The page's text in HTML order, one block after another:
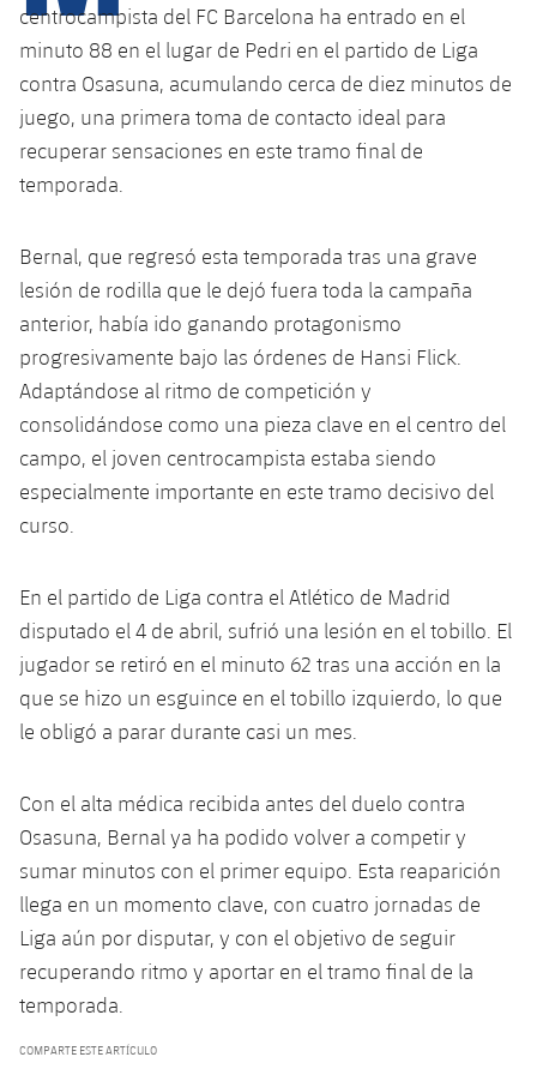
plusicon
más
Instalaciones
Palau Blaugrana
Estadi Johan Cruyff
Barça Cafe
Ciutat Esportiva
plusicon
más
Servicios
Accesibilidad
plusicon
más
Instalaciones
SUB13
SUB12
SUB11 A
SUB10 A
SUB10 B
SUB9 A
SUB9 B
SUB8 B
SUB13 B
SUB12 C
SUB11 C
Entradas
Gameday Shows
Resultados
Clasificación
Jugadores
Fotos
Historia
Palmarés
Base
Junior
Cadete A
Cadete B
Infantil A
Infantil B
Mini
Campus Verano
PLUSICON
MÁS
Primer Equipo
plusicon
más
Actualidad
Calendario
Entradas
Resultados
Clasificaciones
Jugadores
Historia
Palmarés
Actualidad
Calendario
Resultados
Clasificaciones
Jugadores
Base
plusicon
más
Actualidad
Juvenil
Cadete A
Infantil B
PLUSICON
MÁS
Primer equipo
Actualidad
Entradas
Resultados
Clasificaciones
Palmarés
Historia
Barça Atlètic
Calendario
Resultados
Jugadores
Actualidad
Juvenil
Cadete
Alevín
Campus Verano
Primer equipo
plusicon
más
Calendario
Entradas
Resultados
Barça Atlètic
plusicon
más
Actualidad
Calendario
Resultados
Base
plusicon
más
Barça C
Junior
PLUSICON
MÁS
Información general
plusicon
más
centrocampista del FC Barcelona ha entrado en el
minuto 88 en el lugar de Pedri en el partido de Liga
contra Osasuna, acumulando cerca de diez minutos de
juego, una primera toma de contacto ideal para
recuperar sensaciones en este tramo final de
temporada.
Bernal, que regresó esta temporada tras una grave
lesión de rodilla que le dejó fuera toda la campaña
anterior, había ido ganando protagonismo
progresivamente bajo las órdenes de Hansi Flick.
Adaptándose al ritmo de competición y
consolidándose como una pieza clave en el centro del
campo, el joven centrocampista estaba siendo
especialmente importante en este tramo decisivo del
curso.
En el partido de Liga contra el Atlético de Madrid
disputado el 4 de abril, sufrió una lesión en el tobillo. El
jugador se retiró en el minuto 62 tras una acción en la
que se hizo un esguince en el tobillo izquierdo, lo que
le obligó a parar durante casi un mes.
Con el alta médica recibida antes del duelo contra
Osasuna, Bernal ya ha podido volver a competir y
sumar minutos con el primer equipo. Esta reaparición
llega en un momento clave, con cuatro jornadas de
Liga aún por disputar, y con el objetivo de seguir
recuperando ritmo y aportar en el tramo final de la
temporada.
COMPARTE ESTE ARTÍCULO